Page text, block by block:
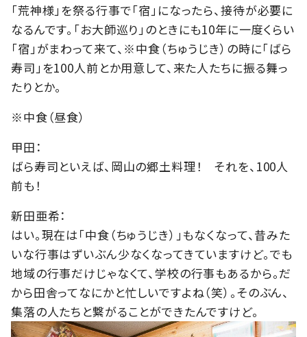
「荒神様」を祭る行事で「宿」になったら、接待が必要に
なるんです。「お大師巡り」のときにも10年に一度くらい
「宿」がまわって来て、※中食（ちゅうじき）の時に「ばら
寿司」を100人前とか用意して、来た人たちに振る舞っ
たりとか。
※中食（昼食）
甲田：
ばら寿司といえば、岡山の郷土料理！ それを、100人
前も！
新田亜希：
はい。現在は「中食（ちゅうじき）」もなくなって、昔みた
いな行事はずいぶん少なくなってきていますけど。でも
地域の行事だけじゃなくて、学校の行事もあるから。だ
から田舎ってなにかと忙しいですよね（笑）。そのぶん、
集落の人たちと繋がることができたんですけど。